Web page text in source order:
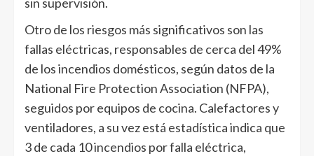
Otro de los riesgos más significativos son las
fallas eléctricas, responsables de cerca del 49%
de los incendios domésticos, según datos de la
National Fire Protection Association (NFPA),
seguidos por equipos de cocina. Calefactores y
ventiladores, a su vez está estadística indica que
3 de cada 10 incendios por falla eléctrica,